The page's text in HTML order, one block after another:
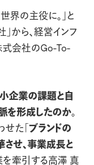
界の主役に。」と
」から、経営インフ
式会社のGo-To-
企業の課題と自
を形成したのか。
せた 「ブランドの
せ、事業成長と
を牽引する高澤 真